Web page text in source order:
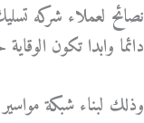
نصائح لعملاء شركه
دائما وابدا تكون
وذلك لبناء شبكة